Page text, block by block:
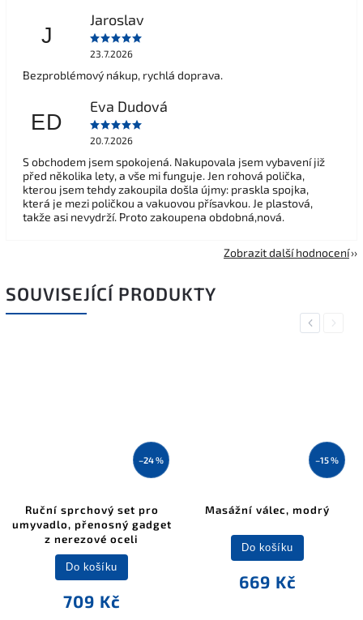
J
Jaroslav
23.7.2026
Bezproblémový nákup, rychlá doprava.
ED
Eva Dudová
20.7.2026
S obchodem jsem spokojená. Nakupovala jsem vybavení již
před několika lety, a vše mi funguje. Jen rohová polička,
kterou jsem tehdy zakoupila došla újmy: praskla spojka,
která je mezi poličkou a vakuovou přísavkou. Je plastová,
takže asi nevydrží. Proto zakoupena obdobná,nová.
Zobrazit další hodnocení
SOUVISEJÍCÍ PRODUKTY
Previous
–24 %
Ruční sprchový set pro
umyvadlo, přenosný gadget
z nerezové oceli
709 Kč
Do košíku
–15 %
Masážní válec, modrý
669 Kč
Do košíku
Next